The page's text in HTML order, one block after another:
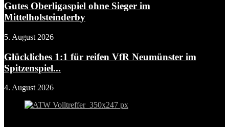
Gutes Oberligaspiel ohne Sieger im
Mittelholsteinderby
5. August 2026
Glückliches 1:1 für reifen VfR Neumünster im
Spitzenspiel...
4. August 2026